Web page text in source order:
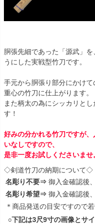
胴張先細であった「源武」
うにした実戦型竹刀です。
手元から胴張り部分にかけ
重心の竹刀に仕上がります。
また柄太の為にシッカリと
す！
好みの分かれる竹刀ですが
いなしですので、
是非一度お試しくださいませ
◇剣道竹刀の納期について◇
名彫り不要⇒ 御入金確認後
名彫り希望⇒ 御入金確認後
＊商品発送の目安ですので若
○下記は3尺9寸の画像とサ